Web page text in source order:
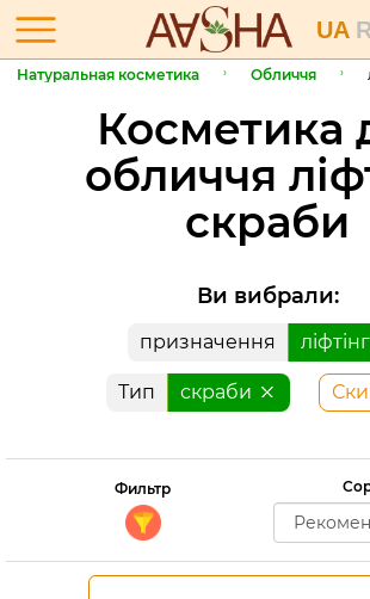
UA
Натуральная косметика Обличчя
Косметика
обличчя
скраби
Ви вибрали:
призначення ліфтінг
Тип скраби
Фильтр